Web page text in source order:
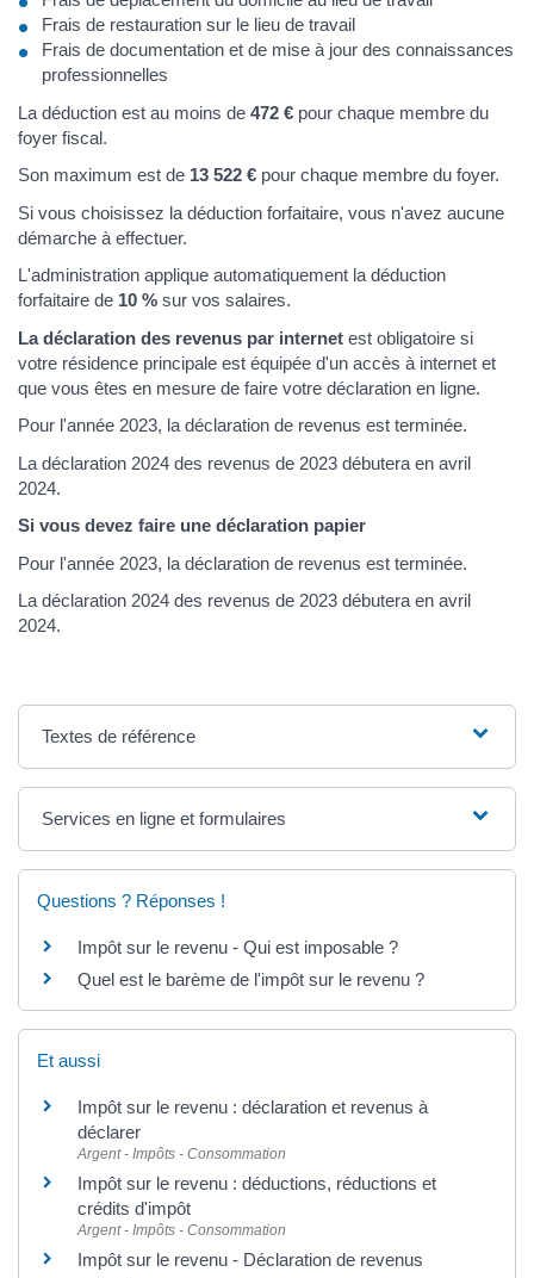
Frais de restauration sur le lieu de travail
Frais de documentation et de mise à jour des connaissances
professionnelles
La déduction est au moins de 472 € pour chaque membre du
foyer fiscal.
Son maximum est de 13 522 € pour chaque membre du foyer.
Si vous choisissez la déduction forfaitaire, vous n'avez aucune
démarche à effectuer.
L'administration applique automatiquement la déduction
forfaitaire de 10 % sur vos salaires.
La déclaration des revenus par internet est obligatoire si
votre résidence principale est équipée d'un accès à internet et
que vous êtes en mesure de faire votre déclaration en ligne.
Pour l'année 2023, la déclaration de revenus est terminée.
La déclaration 2024 des revenus de 2023 débutera en avril
2024.
Si vous devez faire une déclaration papier
Pour l'année 2023, la déclaration de revenus est terminée.
La déclaration 2024 des revenus de 2023 débutera en avril
2024.
Textes de référence
Services en ligne et formulaires
Questions ? Réponses !
Impôt sur le revenu - Qui est imposable ?
Quel est le barème de l'impôt sur le revenu ?
Et aussi
Impôt sur le revenu : déclaration et revenus à
déclarer
Argent - Impôts - Consommation
Impôt sur le revenu : déductions, réductions et
crédits d'impôt
Argent - Impôts - Consommation
Impôt sur le revenu - Déclaration de revenus